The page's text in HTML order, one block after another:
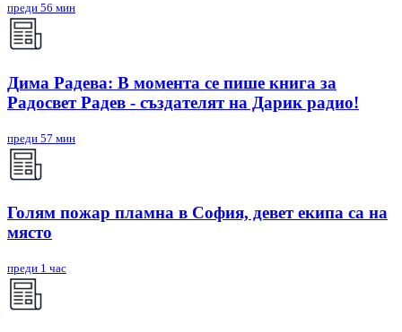
преди 56 мин
Дима Радева: В момента се пише книга за
Радосвет Радев - създателят на Дарик радио!
преди 57 мин
Голям пожар пламна в София, девет екипа са на
място
преди 1 час